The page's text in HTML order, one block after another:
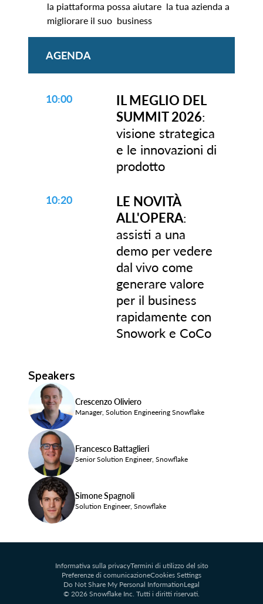
la piattaforma possa aiutare la tua azienda a
migliorare il suo business
AGENDA
10:00
IL MEGLIO DEL
SUMMIT 2026:
visione strategica
e le innovazioni di
prodotto
10:20
LE NOVITÀ
ALL'OPERA:
assisti a una
demo per vedere
dal vivo come
generare valore
per il business
rapidamente con
Snowork e CoCo
Speakers
Crescenzo Oliviero
Manager, Solution Engineering Snowflake
Francesco Battaglieri
Senior Solution Engineer, Snowflake
Simone Spagnoli
Solution Engineer, Snowflake
Informativa sulla privacyTermini di utilizzo del sito
Preferenze di comunicazioneCookies Settings
Do Not Share My Personal InformationLegal
© 2026 Snowflake Inc. Tutti i diritti riservati.